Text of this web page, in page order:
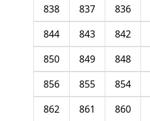
836
837
838
842
843
844
848
849
850
854
855
856
860
861
862